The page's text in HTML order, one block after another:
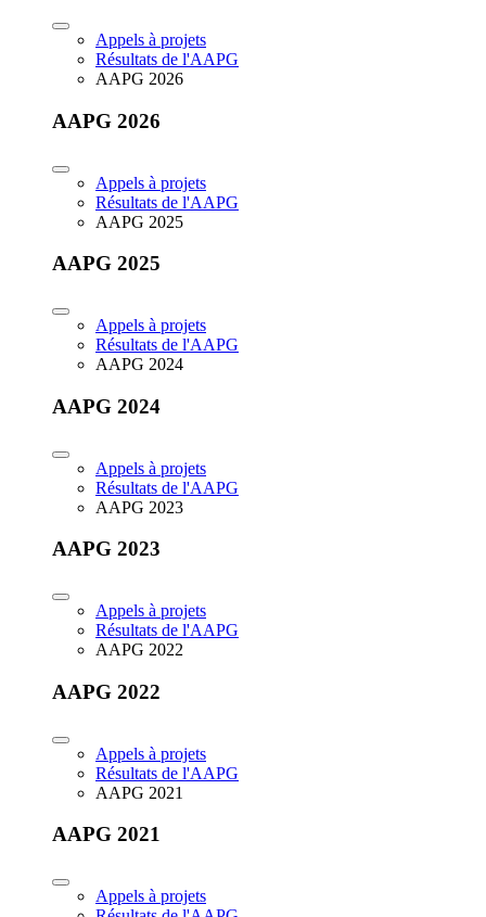
Appels à projets
Résultats de l'AAPG
AAPG 2026
AAPG 2026
Appels à projets
Résultats de l'AAPG
AAPG 2025
AAPG 2025
Appels à projets
Résultats de l'AAPG
AAPG 2024
AAPG 2024
Appels à projets
Résultats de l'AAPG
AAPG 2023
AAPG 2023
Appels à projets
Résultats de l'AAPG
AAPG 2022
AAPG 2022
Appels à projets
Résultats de l'AAPG
AAPG 2021
AAPG 2021
Appels à projets